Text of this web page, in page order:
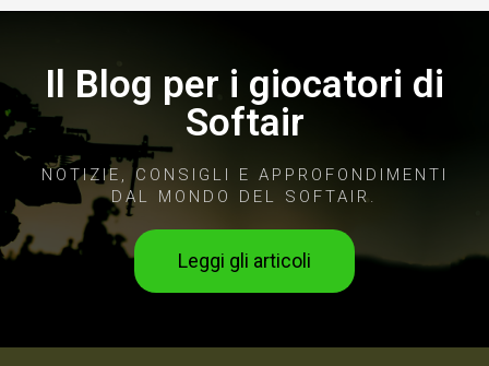
Il Blog per i giocatori di
Softair
NOTIZIE, CONSIGLI E APPROFONDIMENTI
DAL MONDO DEL SOFTAIR.
Leggi gli articoli